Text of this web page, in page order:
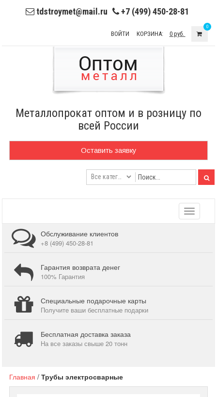
tdstroymet@mail.ru +7 (499) 450-28-81
ВОЙТИ КОРЗИНА: 0 руб.
0
Металлопрокат оптом и в розницу по
всей России
Оставить заявку
Toggle
Обслуживание клиентов
+8 (499) 450-28-81
Гарантия возврата денег
100% Гарантия
Специальные подарочные карты
Получите ваши бесплатные подарки
Бесплатная доставка заказа
На все заказы свыше 20 тонн
Главная /Трубы электросварные